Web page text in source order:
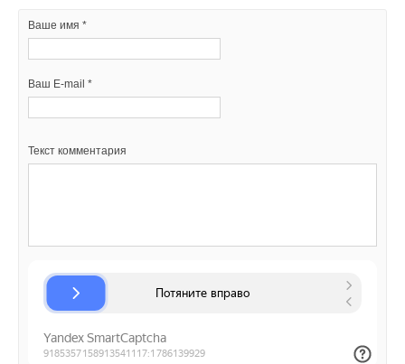
Ваше имя *
Ваш E-mail *
Текст комментария
Ваш E-mail *